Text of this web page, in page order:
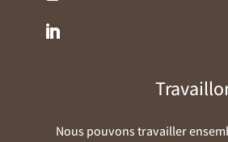
Nous pouvons travailler